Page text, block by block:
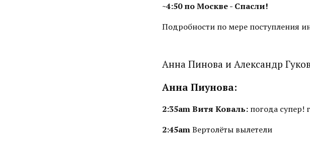
~4:50 по Москве - Спасли!
Подробности по мере поступления
Анна Пинова и Александр Гуков
Анна Пиунова:
2:35am Витя Коваль: погода супер!
2:45amВертолёты вылетели